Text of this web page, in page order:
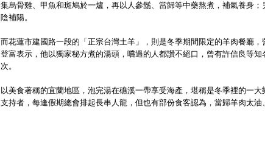
集烏骨雞、甲魚和斑鳩於一爐，再以人參鬚、當歸等中藥熬煮，補氣養身
陰補陽。
而花蓮市建國路一段的「正宗台灣土羊」，則是冬季期間限定的羊肉餐廳
登富表示，他以獨家秘方煮的湯頭，嚐過的人都讚不絕口，曾有許信良等
次。
以美食著稱的宜蘭地區，泡完湯在礁溪一帶享受海產，堪稱是冬季裡的一
支持者，每逢假期總會排起長串人龍，但也有部份食客認為，當歸羊肉太油